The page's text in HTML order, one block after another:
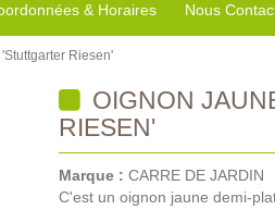
& Horaires Nous
Riesen'
OIGNON
RIESEN'
Marque : CARRE DE JARDIN
C'est un oignon jaune demi-